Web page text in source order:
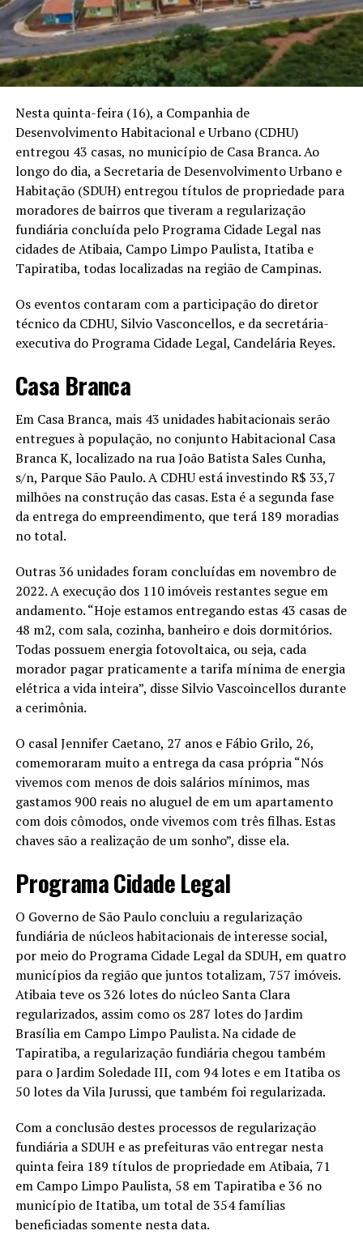
Nesta quinta-feira (16), a Companhia de
Desenvolvimento Habitacional e Urbano (CDHU)
entregou 43 casas, no município de Casa Branca. Ao
longo do dia, a Secretaria de Desenvolvimento Urbano e
Habitação (SDUH) entregou títulos de propriedade para
moradores de bairros que tiveram a regularização
fundiária concluída pelo Programa Cidade Legal nas
cidades de Atibaia, Campo Limpo Paulista, Itatiba e
Tapiratiba, todas localizadas na região de Campinas.
Os eventos contaram com a participação do diretor
técnico da CDHU, Silvio Vasconcellos, e da secretária-
executiva do Programa Cidade Legal, Candelária Reyes.
Casa Branca
Em Casa Branca, mais 43 unidades habitacionais serão
entregues à população, no conjunto Habitacional Casa
Branca K, localizado na rua João Batista Sales Cunha,
s/n, Parque São Paulo. A CDHU está investindo R$ 33,7
milhões na construção das casas. Esta é a segunda fase
da entrega do empreendimento, que terá 189 moradias
no total.
Outras 36 unidades foram concluídas em novembro de
2022. A execução dos 110 imóveis restantes segue em
andamento. “Hoje estamos entregando estas 43 casas de
48 m2, com sala, cozinha, banheiro e dois dormitórios.
Todas possuem energia fotovoltaica, ou seja, cada
morador pagar praticamente a tarifa mínima de energia
elétrica a vida inteira”, disse Silvio Vascoincellos durante
a cerimônia.
O casal Jennifer Caetano, 27 anos e Fábio Grilo, 26,
comemoraram muito a entrega da casa própria “Nós
vivemos com menos de dois salários mínimos, mas
gastamos 900 reais no aluguel de em um apartamento
com dois cômodos, onde vivemos com três filhas. Estas
chaves são a realização de um sonho”, disse ela.
Programa Cidade Legal
O Governo de São Paulo concluiu a regularização
fundiária de núcleos habitacionais de interesse social,
por meio do Programa Cidade Legal da SDUH, em quatro
municípios da região que juntos totalizam, 757 imóveis.
Atibaia teve os 326 lotes do núcleo Santa Clara
regularizados, assim como os 287 lotes do Jardim
Brasília em Campo Limpo Paulista. Na cidade de
Tapiratiba, a regularização fundiária chegou também
para o Jardim Soledade III, com 94 lotes e em Itatiba os
50 lotes da Vila Jurussi, que também foi regularizada.
Com a conclusão destes processos de regularização
fundiária a SDUH e as prefeituras vão entregar nesta
quinta feira 189 títulos de propriedade em Atibaia, 71
em Campo Limpo Paulista, 58 em Tapiratiba e 36 no
município de Itatiba, um total de 354 famílias
beneficiadas somente nesta data.